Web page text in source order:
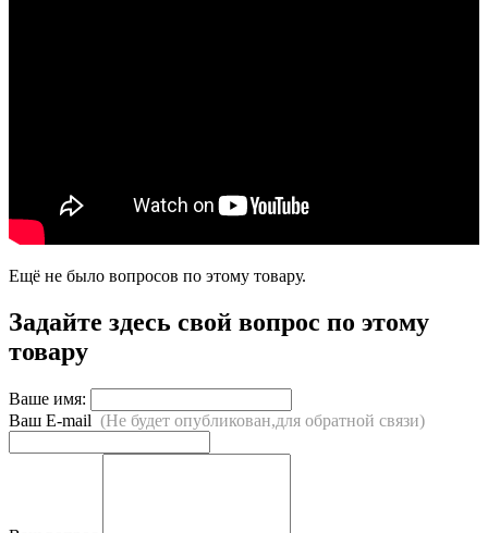
Ещё не было вопросов по этому товару.
Задайте здесь свой вопрос по этому
товару
Ваше имя:
Ваш E-mail (Не будет опубликован,для обратной связи)